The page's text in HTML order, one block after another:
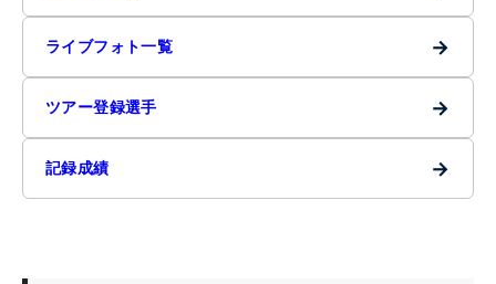
ライブフォト一覧 →
ツアー登録選手 →
記録成績 →